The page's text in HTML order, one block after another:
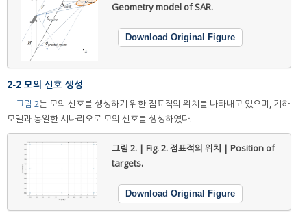
Geometry model of SAR.
Download Original Figure
2-2 모의 신호 생성
그림 2는 모의 신호를 생성하기 위한 점표적의 위치를 나타내고 있으며, 기하
모델과 동일한 시나리오로 모의 신호를 생성하였다.
그림 2. | Fig. 2.점표적의 위치 | Position of
targets.
Download Original Figure